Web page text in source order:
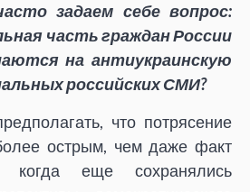
задаем себе вопрос:
часть граждан России
на антиукраинскую
российских СМИ?
что потрясение
острым, чем даже факт
еще сохранялись